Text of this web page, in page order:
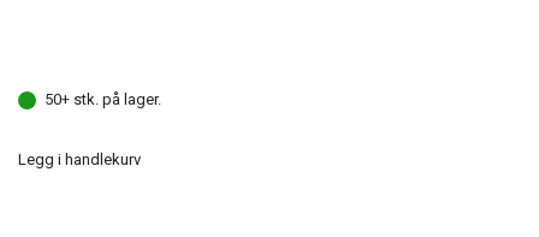
50+ stk. på lager.
Legg i handlekurv